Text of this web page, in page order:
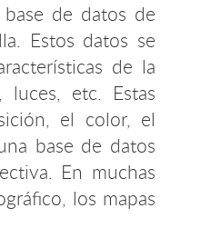
de datos de
Estos datos se
de la
luces, etc. Estas
el color, el
base de datos
En muchas
los mapas